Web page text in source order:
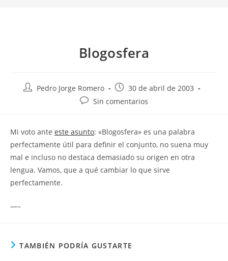
Blogosfera
AutorPedro Jorge Romero
Publicación
de
30 de abril de 2003
Comentarios
entrada:
Sin comentarios
Mi voto ante este asunto: «Blogosfera» es una palabra
perfectamente útil para definir el conjunto, no suena muy
mal e incluso no destaca demasiado su origen en otra
lengua. Vamos, que a qué cambiar lo que sirve
perfectamente.
—–
TAMBIÉN PODRÍA GUSTARTE